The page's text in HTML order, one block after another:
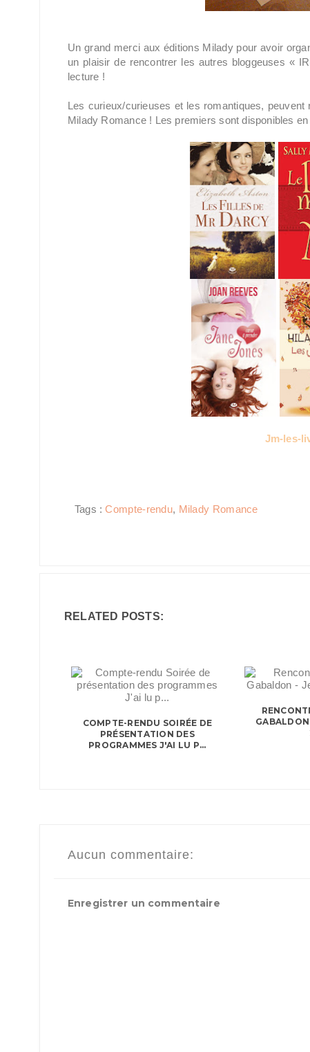
Un grand merci aux éditions Milady pour avoir
un plaisir de rencontrer les autres bloggeuses «
lecture !
Les curieux/curieuses et les romantiques,
Milady Romance ! Les premiers sont disponibles
Jm-les-
Tags :Compte-rendu, Milady Romance
RELATED POSTS:
COMPTE-RENDU SOIRÉE DE
PRÉSENTATION DES
PROGRAMMES J'AI LU P...
Aucun commentaire:
Enregistrer un commentaire